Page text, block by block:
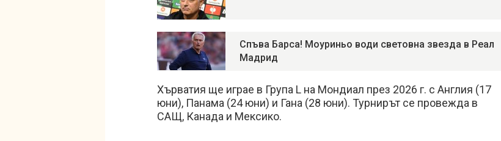
Спъва Барса! Моуриньо води световна звезда в Реал
Мадрид
Хърватия ще играе в Група L на Мондиал през 2026 г. с Англия (17
юни), Панама (24 юни) и Гана (28 юни). Турнирът се провежда в
САЩ, Канада и Мексико.